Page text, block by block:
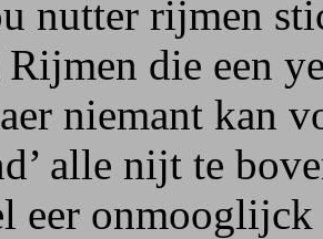
nutter rijmen
die een
niemant kan
alle nijt te
eer onmooglijck